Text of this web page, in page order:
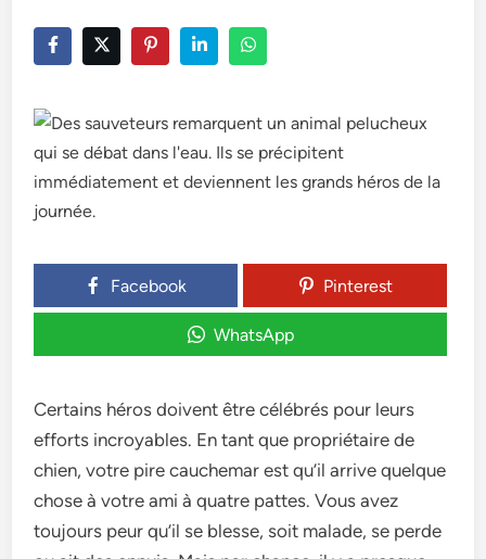
Facebook Pinterest
WhatsApp
Certains héros doivent être célébrés pour leurs
efforts incroyables. En tant que propriétaire de
chien, votre pire cauchemar est qu’il arrive quelque
chose à votre ami à quatre pattes. Vous avez
toujours peur qu’il se blesse, soit malade, se perde